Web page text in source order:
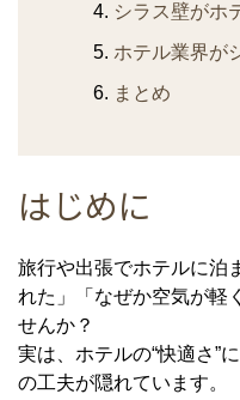
シラス壁がホ
ホテル業界が
まとめ
はじめに
旅行や出張でホテルに泊
れた」「なぜか空気が軽
せんか？
実は、ホテルの“快適さ”
の工夫が隠れています。